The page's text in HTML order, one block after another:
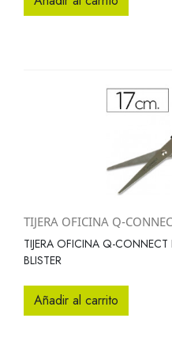
TIJERA OFICINA Q-
TIJERA OFICINA Q-
BLISTER
Añadir al carrito